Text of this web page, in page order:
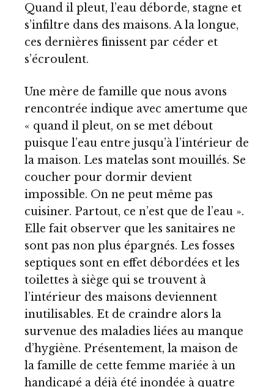
Quand il pleut, l’eau déborde, stagne et
s’infiltre dans des maisons. A la longue,
ces dernières finissent par céder et
s’écroulent.
Une mère de famille que nous avons
rencontrée indique avec amertume que
« quand il pleut, on se met débout
puisque l’eau entre jusqu’à l’intérieur de
la maison. Les matelas sont mouillés. Se
coucher pour dormir devient
impossible. On ne peut même pas
cuisiner. Partout, ce n’est que de l’eau ».
Elle fait observer que les sanitaires ne
sont pas non plus épargnés. Les fosses
septiques sont en effet débordées et les
toilettes à siège qui se trouvent à
l’intérieur des maisons deviennent
inutilisables. Et de craindre alors la
survenue des maladies liées au manque
d’hygiène. Présentement, la maison de
la famille de cette femme mariée à un
handicapé a déjà été inondée à quatre